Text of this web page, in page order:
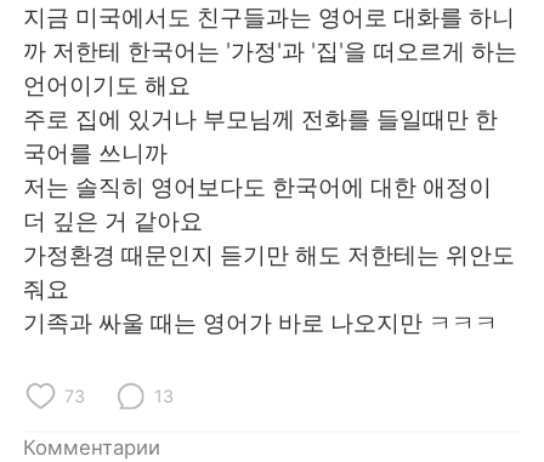
지금 미국에서도 친구들과는 영어로 대화를 하니
까 저한테 한국어는 '가정'과 '집'을 떠오르게 하는
언어이기도 해요
주로 집에 있거나 부모님께 전화를 들일때만 한
국어를 쓰니까
저는 솔직히 영어보다도 한국어에 대한 애정이
더 깊은 거 같아요
가정환경 때문인지 듣기만 해도 저한테는 위안도
줘요
기족과 싸울 때는 영어가 바로 나오지만 ㅋㅋㅋ
73 13
Комментарии